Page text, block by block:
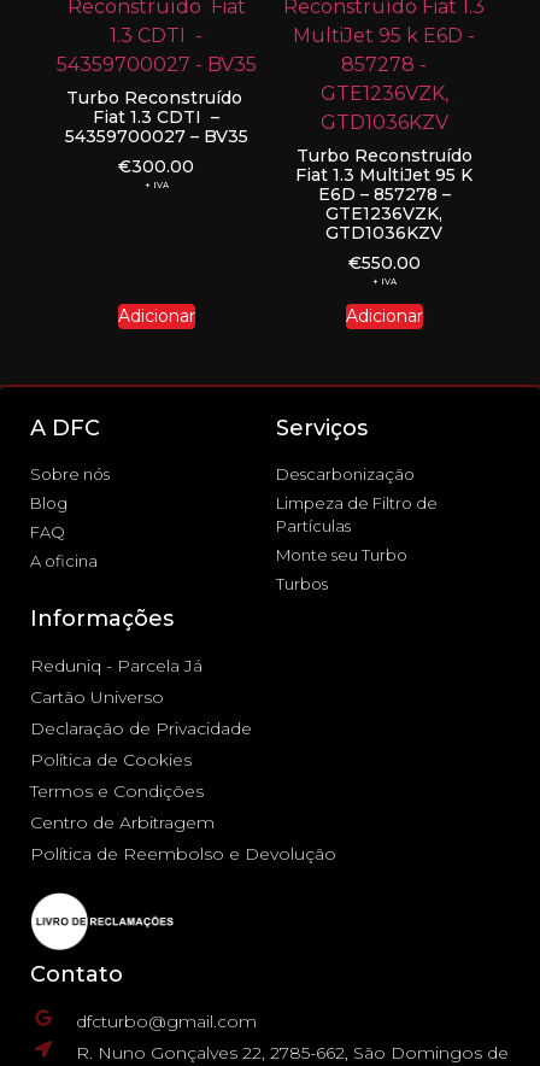
Turbo Reconstruído
Fiat 1.3 CDTI –
54359700027 – BV35
€300.00
+ IVA
Adicionar
Turbo Reconstruído
Fiat 1.3 MultiJet 95 K
E6D – 857278 –
GTE1236VZK,
GTD1036KZV
€550.00
+ IVA
Adicionar
A DFC
Sobre nós
Blog
FAQ
A oficina
Serviços
Descarbonização
Limpeza de Filtro de
Partículas
Monte seu Turbo
Turbos
Informações
Reduniq - Parcela Já
Cartão Universo
Declaração de Privacidade
Política de Cookies
Termos e Condições
Centro de Arbitragem
Política de Reembolso e Devolução
Contato
dfcturbo@gmail.com
R. Nuno Gonçalves 22, 2785-662, São Domingos de